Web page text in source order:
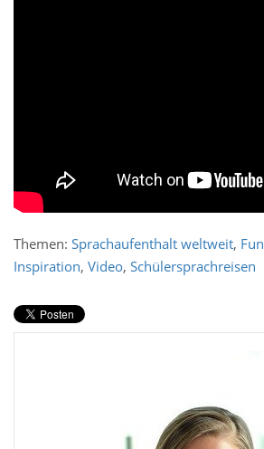
Themen: Sprachaufenthalt weltweit, Fun
Inspiration, Video, Schülersprachreisen